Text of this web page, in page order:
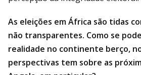
As eleições em África são tidas
não transparentes. Como se
realidade no continente berço,
perspectivas tem sobre as